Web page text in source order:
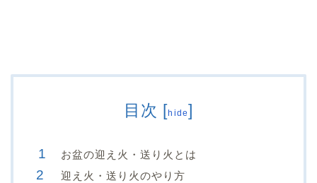
目次 [hide]
お盆の迎え火・送り火とは
迎え火・送り火のやり方